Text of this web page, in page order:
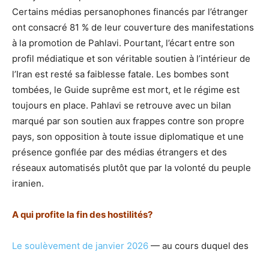
Certains médias persanophones financés par l’étranger
ont consacré 81 % de leur couverture des manifestations
à la promotion de Pahlavi. Pourtant, l’écart entre son
profil médiatique et son véritable soutien à l’intérieur de
l’Iran est resté sa faiblesse fatale. Les bombes sont
tombées, le Guide suprême est mort, et le régime est
toujours en place. Pahlavi se retrouve avec un bilan
marqué par son soutien aux frappes contre son propre
pays, son opposition à toute issue diplomatique et une
présence gonflée par des médias étrangers et des
réseaux automatisés plutôt que par la volonté du peuple
iranien.
A qui profite la fin des hostilités?
Le soulèvement de janvier 2026 — au cours duquel des